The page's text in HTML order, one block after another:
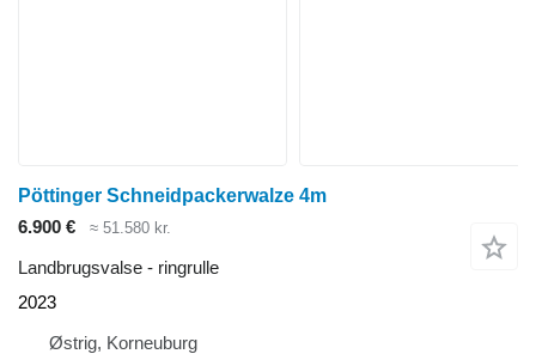
Pöttinger Schneidpackerwalze 4m
6.900 €
≈ 51.580 kr.
Landbrugsvalse - ringrulle
2023
Østrig, Korneuburg